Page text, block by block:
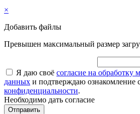
×
Добавить файлы
Превышен максимальный размер
Я даю своё согласие на обработку
данных и подтверждаю ознакомление
конфиденциальности.
Необходимо дать согласие
Отправить